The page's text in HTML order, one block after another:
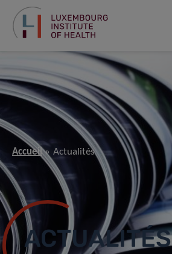
Accueil Actualités
ACTUALITÉS